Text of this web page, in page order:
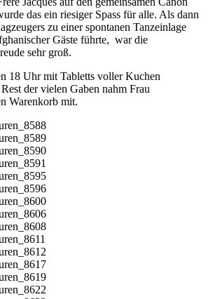
das ein riesiger Spass für alle. Als dann
zu einer spontanen Tanzeinlage
Gäste führte, war die
sehr groß.
18 Uhr mit Tabletts voller Kuchen
der vielen Gaben nahm Frau
Warenkorb mit.